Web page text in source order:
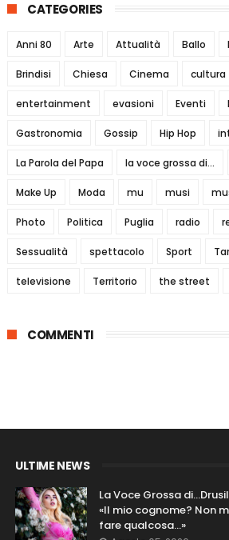
CATEGORIES
Anni 80 Arte Attualità Ballo
Brindisi Chiesa Cinema cultura
entertainment evasioni Eventi
Gastronomia Gossip Hip Hop
La Parola del Papa la voce grossa di...
Make Up Moda mu musi
Photo Politica Puglia radio
Sessualità spettacolo Sport
televisione Territorio the street
COMMENTI
ULTIME NEWS
La Voce Grossa
«Il mio cognome? Non
fare qualcosa…»